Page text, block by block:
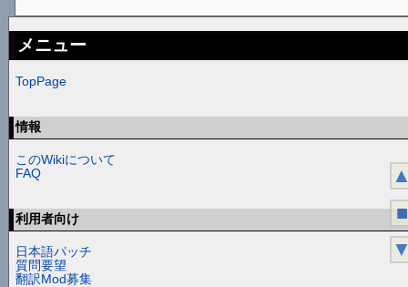
メニュー
TopPage
情報
このWikiについて
FAQ
利用者向け
日本語パッチ
質問要望
翻訳Mod募集
■